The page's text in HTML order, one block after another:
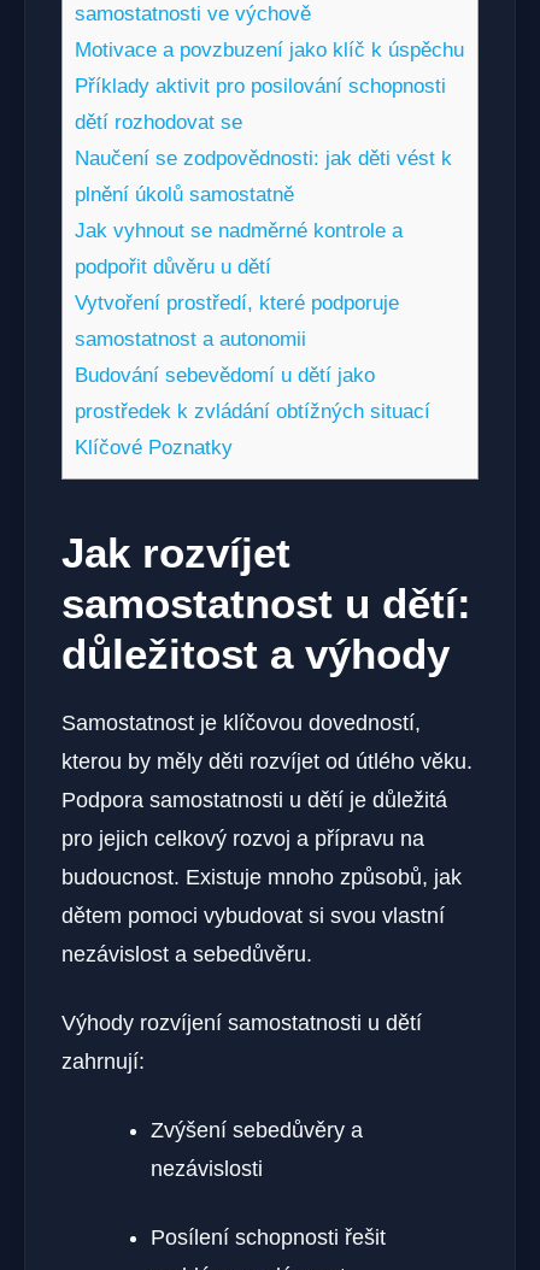
samostatnosti ve výchově
Motivace a povzbuzení jako klíč k úspěchu
Příklady aktivit pro posilování schopnosti
dětí rozhodovat se
Naučení se zodpovědnosti: jak děti vést k
plnění úkolů samostatně
Jak vyhnout se nadměrné kontrole a
podpořit důvěru u dětí
Vytvoření prostředí, které podporuje
samostatnost a autonomii
Budování sebevědomí u dětí jako
prostředek k zvládání obtížných situací
Klíčové Poznatky
Jak rozvíjet
samostatnost u dětí:
důležitost a výhody
Samostatnost je klíčovou dovedností,
kterou by měly děti rozvíjet od útlého věku.
Podpora samostatnosti u dětí je důležitá
pro jejich celkový rozvoj a přípravu na
budoucnost. Existuje mnoho způsobů, jak
dětem pomoci vybudovat si svou vlastní
nezávislost a sebedůvěru.
Výhody rozvíjení samostatnosti u dětí
zahrnují:
Zvýšení sebedůvěry a
nezávislosti
Posílení schopnosti řešit